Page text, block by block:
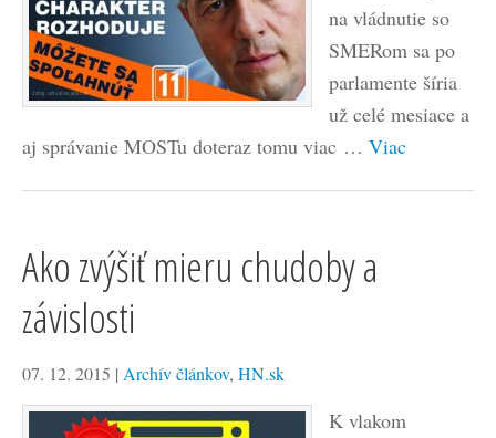
na vládnutie so
SMERom sa po
parlamente šíria
už celé mesiace a
aj správanie MOSTu doteraz tomu viac … Viac
Ako zvýšiť mieru chudoby a
závislosti
07. 12. 2015 | Archív článkov, HN.sk
K vlakom